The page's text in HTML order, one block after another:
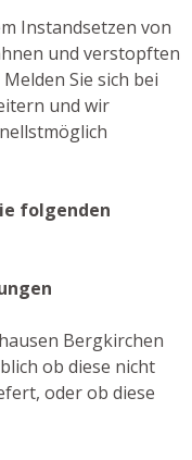
Instandsetzen von
und verstopften
Sie sich bei
und wir
folgenden
Bergkirchen
ob diese nicht
oder ob diese